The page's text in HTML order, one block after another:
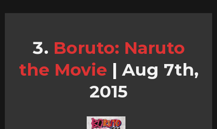
Boruto: Naruto
the Movie | Aug 7th,
2015